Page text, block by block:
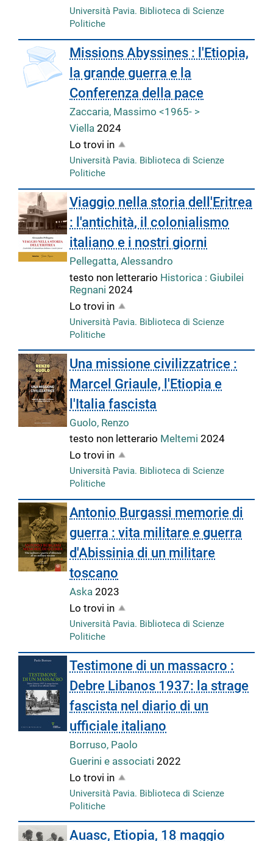
Università Pavia. Biblioteca di Scienze
Politiche
Missions Abyssines : l'Etiopia,
la grande guerra e la
Conferenza della pace
Zaccaria, Massimo <1965- >
Viella2024
Lo trovi in
Università Pavia. Biblioteca di Scienze
Politiche
Viaggio nella storia dell'Eritrea
: l'antichità, il colonialismo
italiano e i nostri giorni
Pellegatta, Alessandro
testo non letterario Historica : Giubilei
Regnani2024
Lo trovi in
Università Pavia. Biblioteca di Scienze
Politiche
Una missione civilizzatrice :
Marcel Griaule, l'Etiopia e
l'Italia fascista
Guolo, Renzo
testo non letterario Meltemi2024
Lo trovi in
Università Pavia. Biblioteca di Scienze
Politiche
Antonio Burgassi memorie di
guerra : vita militare e guerra
d'Abissinia di un militare
toscano
Aska2023
Lo trovi in
Università Pavia. Biblioteca di Scienze
Politiche
Testimone di un massacro :
Debre Libanos 1937: la strage
fascista nel diario di un
ufficiale italiano
Borruso, Paolo
Guerini e associati2022
Lo trovi in
Università Pavia. Biblioteca di Scienze
Politiche
Auasc, Etiopia, 18 maggio